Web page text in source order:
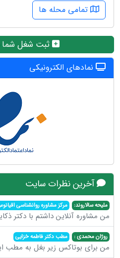
تمامی محله ها
ثبت شغل شما
نمادهای الکترونیکی
آخرین نظرات سایت
ملیحه سالاروند: مرکز مشاوره روانشناسی
من مشاوره آنلاین داشتم با دکتر
روژان محمدی : مطب دکتر فاطمه خزایی
من برای بوتاکس زیر بغل به مطب